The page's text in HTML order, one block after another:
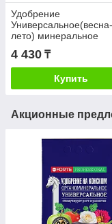
Удобрение
Универсальное(весна-
лето) минеральное
Террасол 5кг | Фаско
4 430 ₸
Купить
Акционные